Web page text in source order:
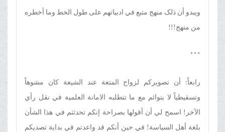
ویبدو أن ذلک منهج متبع في ادبیاتهم علی طول الخط وما أخطره
من منهج!!!
***
رابعاً: أن تصویرکم لزواج المتعة عند الشیعة کان مشوهاً
وتسقیطیاً لا یتوائم مع ما تتطلبه الامانة العلمیة في نقل رأي
الآخر! اسمح لي أن أقولها بصراحة إنکم تحدثتم في هذا الشأن
بلغة أهل السیاسة! في حین أنکم قد واعدتم في بدایة تصدیکم